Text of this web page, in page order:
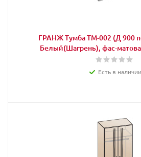
ГРАНЖ Тумба ТМ-002 (Д 900
Белый(Шагрень), фас-
Есть в наличии